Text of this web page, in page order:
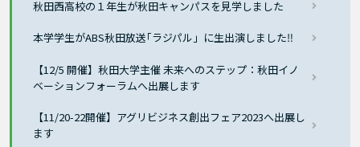
秋田西高校の１年生が秋田キャンパスを見学しました
本学学生がABS秋田放送｢ラジパル」に生出演しました‼
【12/5 開催】秋田大学主催 未来へのステップ：秋田イノ
ベーションフォーラムへ出展します
【11/20-22開催】アグリビジネス創出フェア2023へ出展し
ます